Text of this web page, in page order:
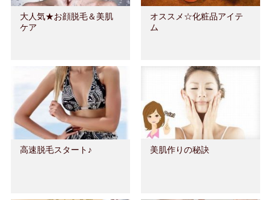
大人気★お顔脱毛＆美肌
ケア
オススメ☆化粧品アイテ
ム
高速脱毛スタート♪ 美肌作りの秘訣